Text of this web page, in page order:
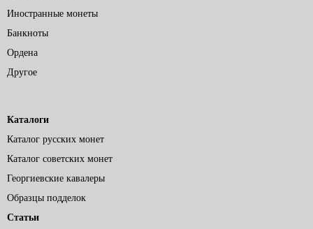
Иностранные монеты
Банкноты
Ордена
Другое
Каталоги
Каталог русских монет
Каталог советских монет
Георгиевские кавалеры
Образцы подделок
Статьи